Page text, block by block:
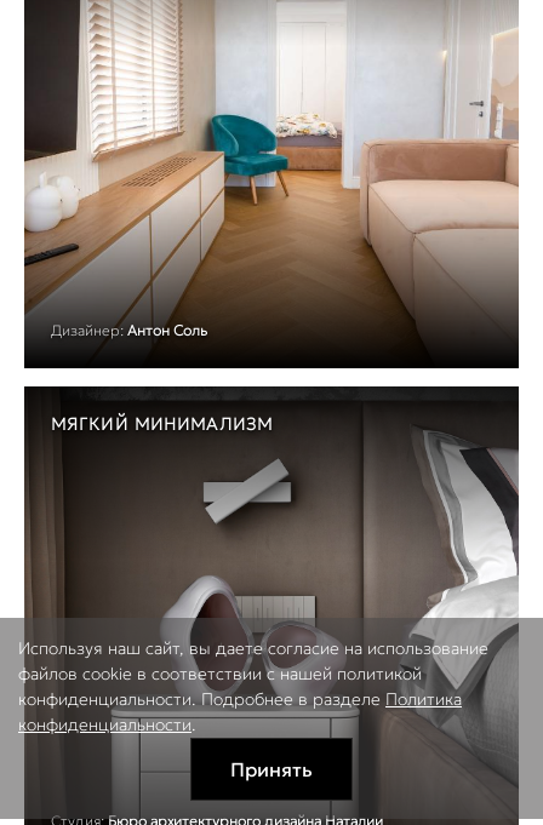
Дизайнер: Антон Соль
МЯГКИЙ МИНИМАЛИЗМ
Студия: Бюро архитектурного дизайна Наталии
Используя наш сайт, вы даете согласие на использование
файлов cookie в соответствии с нашей политикой
конфиденциальности. Подробнее в разделе Политика
конфиденциальности.
Принять